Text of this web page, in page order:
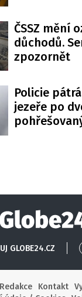
ČSSZ mění
důchodů.
zpozornět
Policie
jezeře po
GLOBE24.CZ
Redakce Kontakt